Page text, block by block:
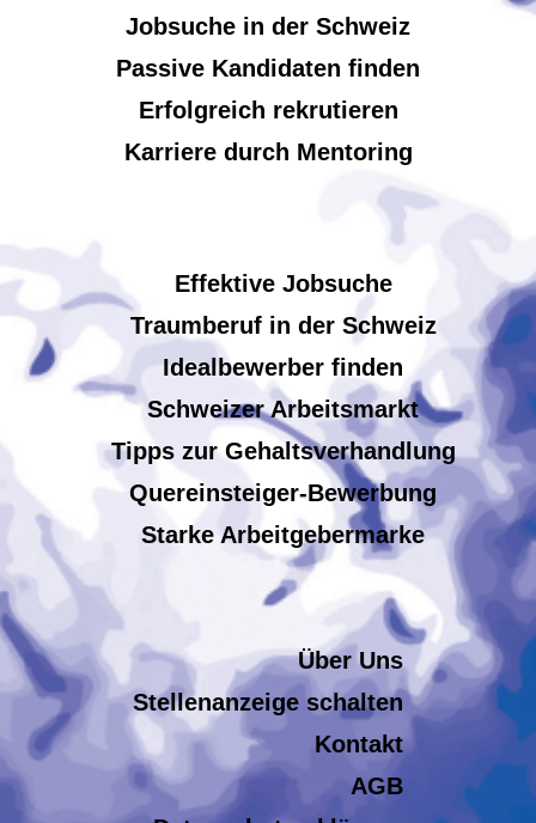
Jobsuche in der Schweiz
Passive Kandidaten finden
Erfolgreich rekrutieren
Karriere durch Mentoring
Effektive Jobsuche
Traumberuf in der Schweiz
Idealbewerber finden
Schweizer Arbeitsmarkt
Tipps zur Gehaltsverhandlung
Quereinsteiger-Bewerbung
Starke Arbeitgebermarke
Über Uns
Stellenanzeige schalten
Kontakt
AGB